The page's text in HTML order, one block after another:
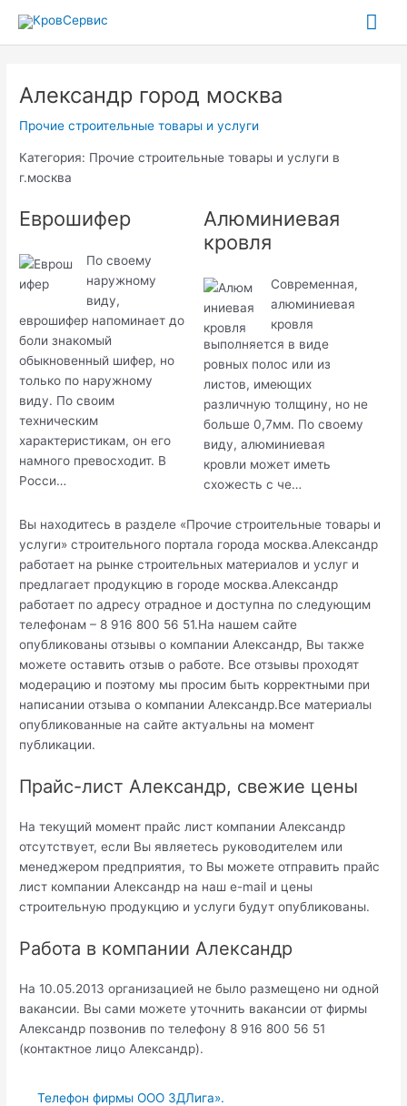
содержимому
Александр город москва
Прочие строительные товары и услуги
Категория: Прочие строительные товары и услуги в
г.москва
Еврошифер
По своему
наружному
виду,
еврошифер напоминает до
боли знакомый
обыкновенный шифер, но
только по наружному
виду. По своим
техническим
характеристикам, он его
намного превосходит. В
Росси…
Алюминиевая
кровля
Современная,
алюминиевая
кровля
выполняется в виде
ровных полос или из
листов, имеющих
различную толщину, но не
больше 0,7мм. По своему
виду, алюминиевая
кровли может иметь
схожесть с че…
Вы находитесь в разделе «Прочие строительные товары и
услуги» строительного портала города москва.Александр
работает на рынке строительных материалов и услуг и
предлагает продукцию в городе москва.Александр
работает по адресу отрадное и доступна по следующим
телефонам – 8 916 800 56 51.На нашем сайте
опубликованы отзывы о компании Александр, Вы также
можете оставить отзыв о работе. Все отзывы проходят
модерацию и поэтому мы просим быть корректными при
написании отзыва о компании Александр.Все материалы
опубликованные на сайте актуальны на момент
публикации.
Прайс-лист Александр, свежие цены
На текущий момент прайс лист компании Александр
отсутствует, если Вы являетесь руководителем или
менеджером предприятия, то Вы можете отправить прайс
лист компании Александр на наш e-mail и цены
строительную продукцию и услуги будут опубликованы.
Работа в компании Александр
На 10.05.2013 организацией не было размещено ни одной
вакансии. Вы сами можете уточнить вакансии от фирмы
Александр позвонив по телефону 8 916 800 56 51
(контактное лицо Александр).
Телефон фирмы ООО 3ДЛига».